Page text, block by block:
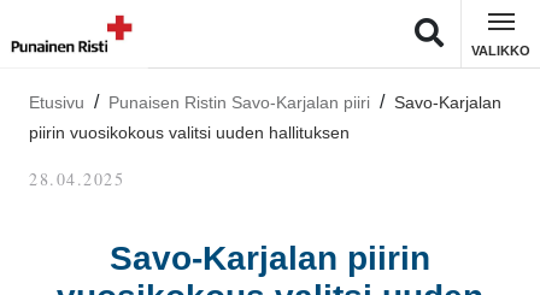
VALIKKO
Etusivu Punaisen Ristin Savo-Karjalan piiri
Savo-Karjalan
piirin vuosikokous valitsi uuden hallituksen
28.04.2025
Savo-Karjalan piirin